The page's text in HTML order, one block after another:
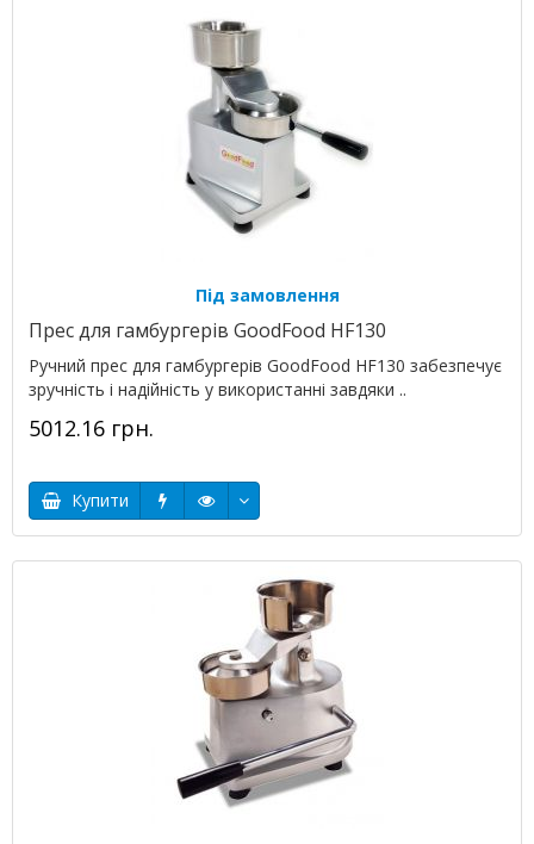
Під замовлення
Прес для гамбургерів GoodFood HF130
Ручний прес для гамбургерів GoodFood HF130 забезпечує
зручність і надійність у використанні завдяки ..
5012.16 грн.
Купити